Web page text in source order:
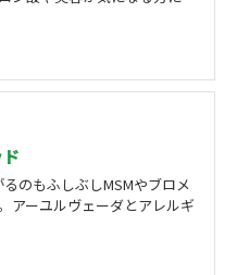
のもふしぶしMSMやブロメ
アーユルヴェーダとアレルギ